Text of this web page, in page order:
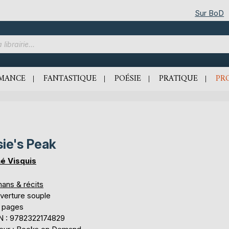
Sur BoD
FANTASTIQUE POÉSIE PRATIQUE
Peak
Visquis
& récits
souple
: 9782322174829